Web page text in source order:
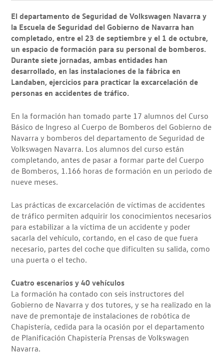
El departamento de Seguridad de Volkswagen Navarra y
la Escuela de Seguridad del Gobierno de Navarra han
completado, entre el 23 de septiembre y el 1 de octubre,
un espacio de formación para su personal de bomberos.
Durante siete jornadas, ambas entidades han
desarrollado, en las instalaciones de la fábrica en
Landaben, ejercicios para practicar la excarcelación de
personas en accidentes de tráfico.
En la formación han tomado parte 17 alumnos del Curso
Básico de Ingreso al Cuerpo de Bomberos del Gobierno de
Navarra y bomberos del departamento de Seguridad de
Volkswagen Navarra. Los alumnos del curso están
completando, antes de pasar a formar parte del Cuerpo
de Bomberos, 1.166 horas de formación en un periodo de
nueve meses.
Las prácticas de excarcelación de víctimas de accidentes
de tráfico permiten adquirir los conocimientos necesarios
para estabilizar a la víctima de un accidente y poder
sacarla del vehículo, cortando, en el caso de que fuera
necesario, partes del coche que dificulten su salida, como
una puerta o el techo.
Cuatro escenarios y 40 vehículos
La formación ha contado con seis instructores del
Gobierno de Navarra y dos tutores, y se ha realizado en la
nave de premontaje de instalaciones de robótica de
Chapistería, cedida para la ocasión por el departamento
de Planificación Chapistería Prensas de Volkswagen
Navarra.